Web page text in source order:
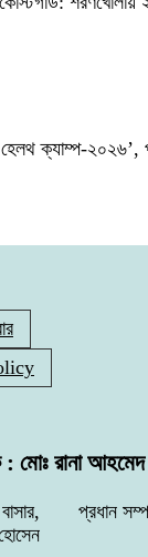
ক্যাম্প-২০২৬’,
মোঃ রানা আহমেদ
বাসার, প্রধান